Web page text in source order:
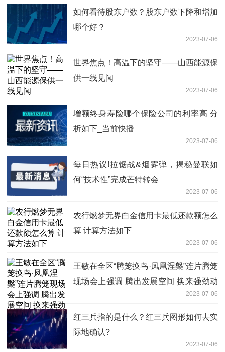
如何看待股东户数？股东户数下降和增加
哪个好？
2023-07-06
世界焦点！高温下的坚守——山西能源保
供一线见闻
2023-07-06
增额终身寿险哪个保险公司的利率高 分
析如下_当前快播
2023-07-06
每日热议!拉锯战&烟雾弹，揭秘曼联如
何“技术性”完成芒特转会
2023-07-06
农行燃梦无界白金信用卡最低还款额怎么
算 计算方法如下
2023-07-06
王敏在全区“腾笼换鸟·凤凰涅槃”连片腾笼
现场会上强调 腾出发展空间 换来强劲动
能 推动“连片腾笼”再发力再突破 快播报
2023-07-06
红三兵指的是什么？红三兵图形如何去实
际地确认?
2023-07-06